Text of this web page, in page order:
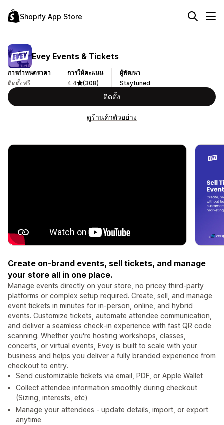
Shopify App Store
Evey Events & Tickets
การกำหนดราคา
ติดตั้งฟรี
การให้คะแนน
4.4
(308)
ผู้พัฒนา
Staytuned
ติดตั้ง
ดูร้านค้าตัวอย่าง
Create on-brand events, sell tickets, and manage
your store all in one place.
Manage events directly on your store, no pricey third-party
platforms or complex setup required. Create, sell, and manage
event tickets in minutes for in-person, online, and hybrid
events. Customize tickets, automate attendee communication,
and deliver a seamless check-in experience with fast QR code
scanning. Whether you're hosting workshops, classes,
concerts, or virtual events, Evey is built to scale with your
business and helps you deliver a fully branded experience from
checkout to entry.
Send customizable tickets via email, PDF, or Apple Wallet
Collect attendee information smoothly during checkout
(Sizing, interests, etc)
Manage your attendees - update details, import, or export
anytime